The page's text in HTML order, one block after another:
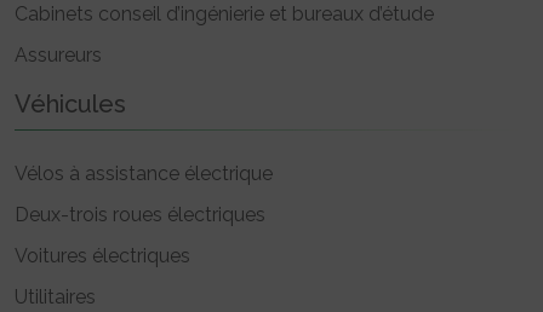
Cabinets conseil d’ingénierie et bureaux d’étude
Assureurs
Véhicules
Vélos à assistance électrique
Deux-trois roues électriques
Voitures électriques
Utilitaires